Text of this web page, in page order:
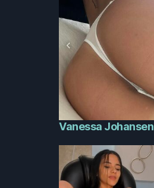
Vanessa Johansen